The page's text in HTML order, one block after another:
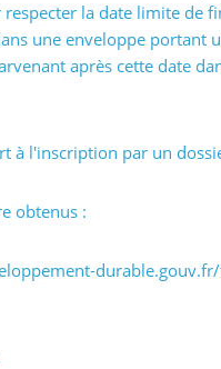
la date limite de
une enveloppe
après cette date
à l'inscription par un
obtenus :